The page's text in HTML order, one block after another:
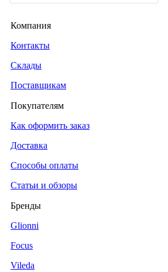
Компания
Контакты
Склады
Поставщикам
Покупателям
Как оформить заказ
Доставка
Способы оплаты
Статьи и обзоры
Бренды
Glionni
Focus
Vileda